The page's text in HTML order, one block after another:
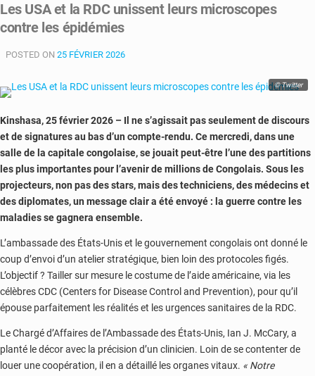
en
enfer
23
s’évadent
la
du
parrain
« El
Mencho »
Les USA et la RDC unissent leurs microscopes
contre les épidémies
POSTED ON 25 FÉVRIER 2026
© Twitter
Kinshasa, 25 février 2026 – Il ne s’agissait pas seulement de discours
et de signatures au bas d’un compte-rendu. Ce mercredi, dans une
salle de la capitale congolaise, se jouait peut-être l’une des partitions
les plus importantes pour l’avenir de millions de Congolais. Sous les
projecteurs, non pas des stars, mais des techniciens, des médecins et
des diplomates, un message clair a été envoyé : la guerre contre les
maladies se gagnera ensemble.
L’ambassade des États-Unis et le gouvernement congolais ont donné le
coup d’envoi d’un atelier stratégique, bien loin des protocoles figés.
L’objectif ? Tailler sur mesure le costume de l’aide américaine, via les
célèbres CDC (Centers for Disease Control and Prevention), pour qu’il
épouse parfaitement les réalités et les urgences sanitaires de la RDC.
Le Chargé d’Affaires de l’Ambassade des États-Unis, Ian J. McCary, a
planté le décor avec la précision d’un clinicien. Loin de se contenter de
louer une coopération, il en a détaillé les organes vitaux. « Notre